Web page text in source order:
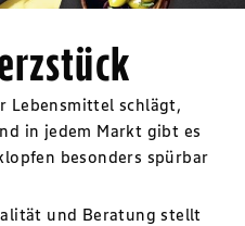
Lebensmittel schlägt,
in jedem Markt gibt es
besonders spürbar
und Beratung stellt